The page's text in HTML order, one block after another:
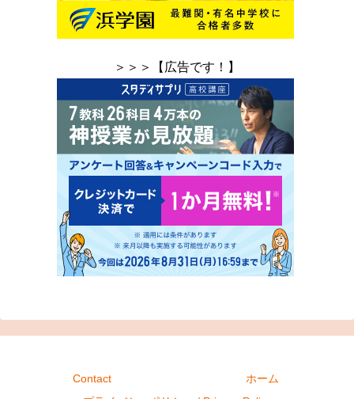
＞＞＞【広告です！】
Contact
ホーム